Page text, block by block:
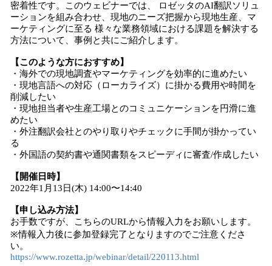
密着性です。このウェビナーでは、 ロゼッタのAI翻訳ソリュ
ーションを組み合わせ、現地のニーズ把握から現地生産、マ
ーケティングに至る 様々な業務領域における課題を解決する
方法について、事例と共にご紹介します。
【このような方におすすめ】
・海外での現地調査やマーケティングを効率的に進めたい
・現地言語への対応（ローカライズ）に掛かる費用や時間を
削減したい
・現地担当者や生産工場とのコミュニケーションを円滑に進
めたい
・外注翻訳会社とのやり取りやチェックに手間が掛かってい
る
・外国語の契約書や通関書類をスピーディに審査/作成したい
【開催日時】
2022年1月13日(木) 14:00〜14:40
【申し込み方法】
お手数ですが、こちらのURLから情報入力をお願いします。
※情報入力後に参加登録完了となりますのでご注意くださ
い。
https://www.rozetta.jp/webinar/detail/220113.html